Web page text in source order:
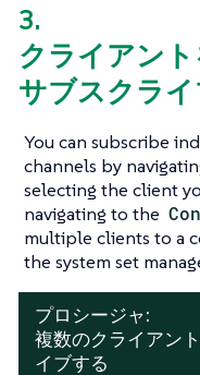
3.
クライアン
サブスクラ
You can subscribe
channels by
selecting the client
navigating to the
multiple clients to a
the system set
プロシージャ:
複数のクライアン
イブする